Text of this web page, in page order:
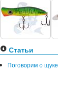
Статьи
Поговорим о щуке